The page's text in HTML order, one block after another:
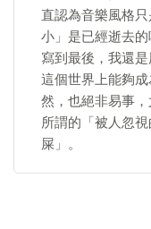
直認為音樂風格
小」是已經逝去的
寫到最後，我還
這個世界上能夠
然，也絕非易事
所謂的「被人忽
屎」。